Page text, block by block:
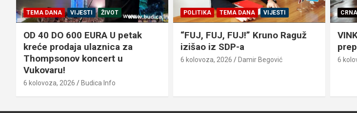
TEMA DANA VIJESTI ŽIVOT
OD 40 DO 600 EURA U petak
kreće prodaja ulaznica za
Thompsonov koncert u
Vukovaru!
6 kolovoza, 2026 Budica Info
POLITIKA TEMA DANA VIJESTI
“FUJ, FUJ, FUJ!” Kruno Raguž
izišao iz SDP-a
6 kolovoza, 2026 Damir Begović 6